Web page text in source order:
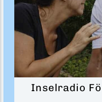
Inselradio